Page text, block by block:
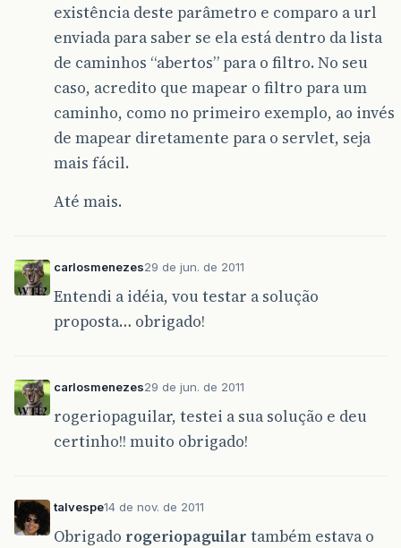
existência deste parâmetro e comparo a url
enviada para saber se ela está dentro da lista
de caminhos “abertos” para o filtro. No seu
caso, acredito que mapear o filtro para um
caminho, como no primeiro exemplo, ao invés
de mapear diretamente para o servlet, seja
mais fácil.
Até mais.
carlosmenezes29 de jun. de 2011
Entendi a idéia, vou testar a solução
proposta… obrigado!
carlosmenezes29 de jun. de 2011
rogeriopaguilar, testei a sua solução e deu
certinho!! muito obrigado!
talvespe14 de nov. de 2011
Obrigado rogeriopaguilar também estava o